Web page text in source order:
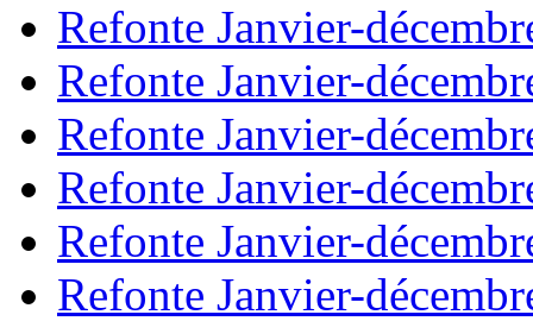
Refonte Janvier-
Refonte Janvier-
Refonte Janvier-
Refonte Janvier-
Refonte Janvier-
Refonte Janvier-